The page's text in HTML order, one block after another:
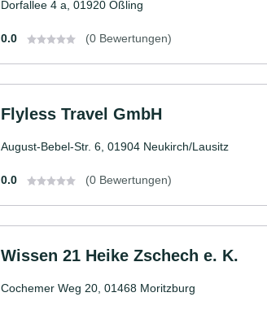
Dorfallee 4 a, 01920 Oßling
0.0 (0 Bewertungen)
Flyless Travel GmbH
August-Bebel-Str. 6, 01904 Neukirch/Lausitz
0.0 (0 Bewertungen)
Wissen 21 Heike Zschech e. K.
Cochemer Weg 20, 01468 Moritzburg